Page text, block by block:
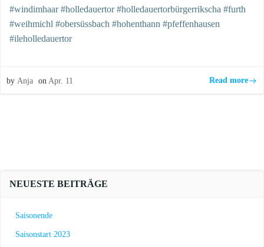
#windimhaar #holledauertor #holledauertorbürgerrikscha #furth
#weihmichl #obersüssbach #hohenthann #pfeffenhausen
#ileholledauertor
by Anja on Apr. 11 Read more
NEUESTE BEITRÄGE
Saisonende
Saisonstart 2023